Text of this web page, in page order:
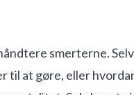
smerterne.
til at gøre, eller